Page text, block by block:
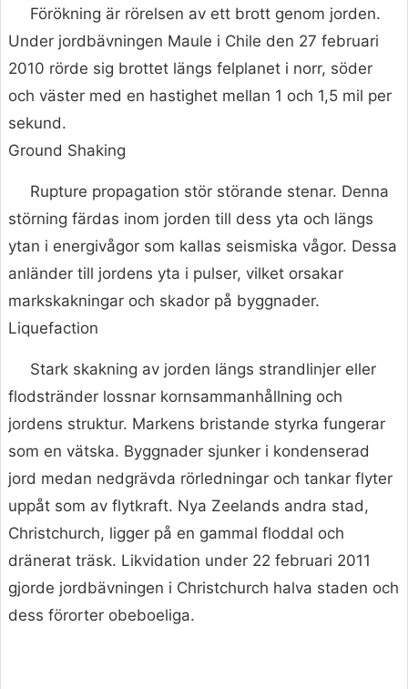
Förökning är rörelsen av ett brott genom jorden.
Under jordbävningen Maule i Chile den 27 februari
2010 rörde sig brottet längs felplanet i norr, söder
och väster med en hastighet mellan 1 och 1,5 mil per
sekund.
Ground Shaking
Rupture propagation stör störande stenar. Denna
störning färdas inom jorden till dess yta och längs
ytan i energivågor som kallas seismiska vågor. Dessa
anländer till jordens yta i pulser, vilket orsakar
markskakningar och skador på byggnader.
Liquefaction
Stark skakning av jorden längs strandlinjer eller
flodstränder lossnar kornsammanhållning och
jordens struktur. Markens bristande styrka fungerar
som en vätska. Byggnader sjunker i kondenserad
jord medan nedgrävda rörledningar och tankar flyter
uppåt som av flytkraft. Nya Zeelands andra stad,
Christchurch, ligger på en gammal floddal och
dränerat träsk. Likvidation under 22 februari 2011
gjorde jordbävningen i Christchurch halva staden och
dess förorter obeboeliga.